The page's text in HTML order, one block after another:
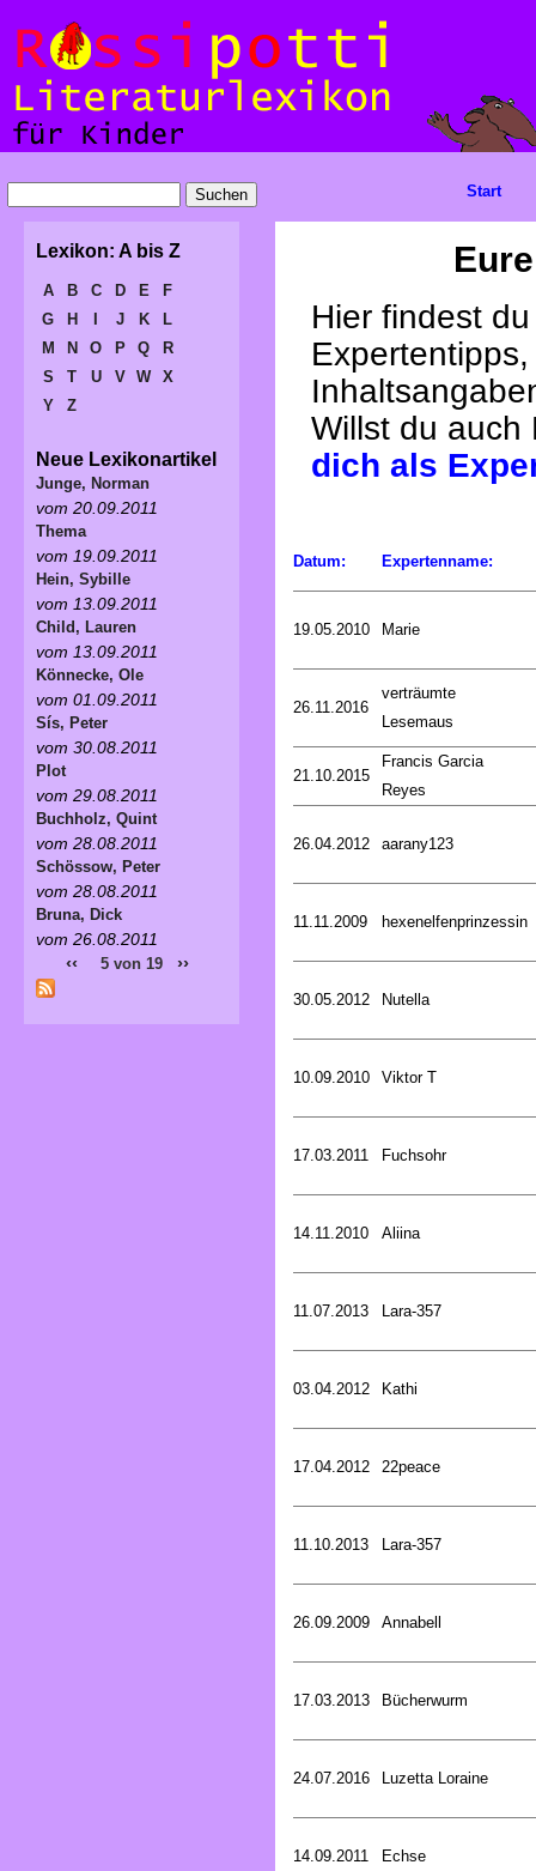
Hier findest
Willst du
dich als
Datum: Expertenname:
19.05.2010 Marie
26.11.2016
verträumte
Lesemaus
21.10.2015
Francis Garcia
Reyes
26.04.2012 aarany123
11.11.2009 hexenelfenprinzessin
30.05.2012 Nutella
10.09.2010 Viktor T
17.03.2011 Fuchsohr
14.11.2010 Aliina
11.07.2013 Lara-357
03.04.2012 Kathi
17.04.2012 22peace
11.10.2013 Lara-357
26.09.2009 Annabell
17.03.2013 Bücherwurm
24.07.2016 Luzetta Loraine
14.09.2011 Echse
Start
Lexikon: A bis Z
A B C D E
F
G
H J K
L
M
N O P Q
R
S
T U V W
X
Y
Z
Neue Lexikonartikel
Junge, Norman
vom 20.09.2011
Thema
vom 19.09.2011
Hein, Sybille
vom 13.09.2011
Child, Lauren
vom 13.09.2011
Könnecke, Ole
vom 01.09.2011
Sís, Peter
vom 30.08.2011
Plot
vom 29.08.2011
Buchholz, Quint
vom 28.08.2011
Schössow, Peter
vom 28.08.2011
Bruna, Dick
vom 26.08.2011
‹‹ 5 von 19 ››